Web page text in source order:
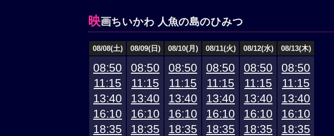
映画ちいかわ 人魚の島のひみつ
08/08(土) 08/09(日) 08/10(月) 08/11(火) 08/12(水) 08/13(木)
08:50
11:15
13:40
16:10
18:35
08:50
11:15
13:40
16:10
18:35
08:50
11:15
13:40
16:10
18:35
08:50
11:15
13:40
16:10
18:35
08:50
11:15
13:40
16:10
18:35
08:50
11:15
13:40
16:10
18:35